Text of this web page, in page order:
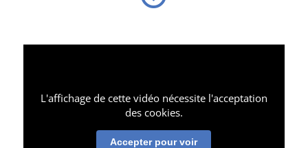
L'affichage de cette vidéo nécessite l'acceptation
des cookies.
Accepter pour voir